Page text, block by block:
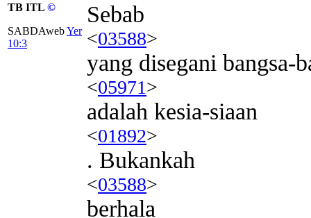
TB ITL ©
SABDAwebYer
10:3
Sebab
<03588>
yang disegani bangsa-
<05971>
adalah kesia-siaan
<01892>
. Bukankah
<03588>
berhala